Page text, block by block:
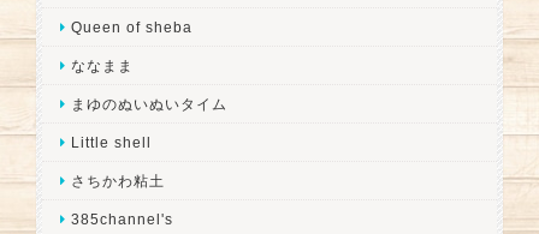
Queen of sheba
ななまま
まゆのぬいぬいタイム
Little shell
さちかわ粘土
385channel's